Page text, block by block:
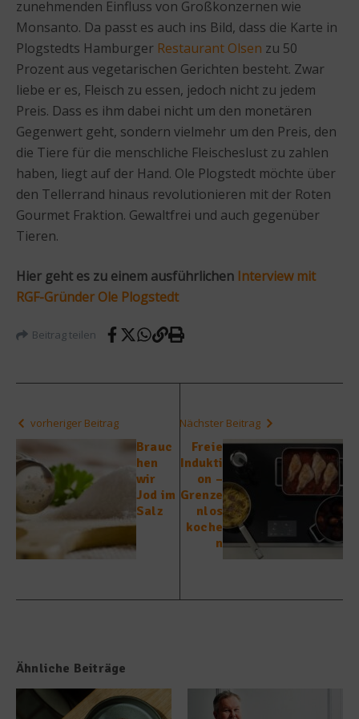
zunehmenden Einfluss von Großkonzernen wie
Monsanto. Da passt es auch ins Bild, dass die Karte in
Plogstedts Hamburger Restaurant Olsen zu 50
Prozent aus vegetarischen Gerichten besteht. Zwar
liebe er es, Fleisch zu essen, jedoch nicht zu jedem
Preis. Dass es ihm dabei nicht um den monetären
Gegenwert geht, sondern vielmehr um den Preis, den
die Tiere für die menschliche Fleischeslust zu zahlen
haben, liegt auf der Hand. Ole Plogstedt möchte über
den Tellerrand hinaus revolutionieren mit der Roten
Gourmet Fraktion. Gewaltfrei und auch gegenüber
Tieren.
Hier geht es zu einem ausführlichen Interview mit
RGF-Gründer Ole Plogstedt
Beitrag teilen
vorheriger Beitrag
Brauc
hen
wir
Jod im
Salz
Nächster Beitrag
Freie
Indukti
on –
Grenze
nlos
koche
n
Ähnliche Beiträge